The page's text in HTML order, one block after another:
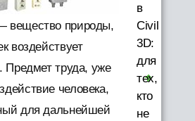
природы,
воздействует
Предмет труда, уже
человека,
для дальнейшей
в
Civil
3D:
для
тех,
кто
не